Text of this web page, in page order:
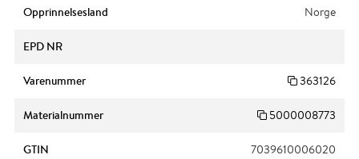
Opprinnelsesland Norge
EPD NR
Varenummer 363126
Materialnummer 5000008773
GTIN 7039610006020